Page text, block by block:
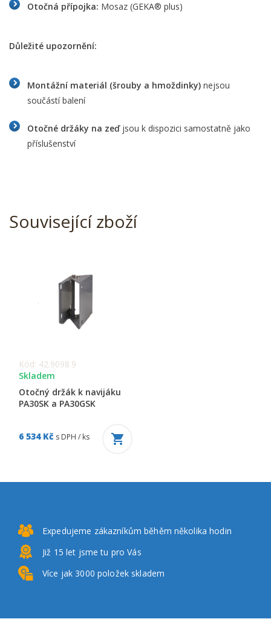
Otočná přípojka: Mosaz (GEKA® plus)
Důležité upozornění:
Montážní materiál (šrouby a hmoždinky) nejsou
součástí balení
Otočné držáky na zeďjsou k dispozici samostatně jako
příslušenství
Související zboží
Kód: 42.9098.9
Skladem
Otočný držák k navijáku
PA30SK a PA30GSK
6 534 Kč s DPH / ks
Expedujeme zákazníkům běhěm několika hodin
Již 15 let jsme tu pro Vás
Více jak 3000 položek skladem